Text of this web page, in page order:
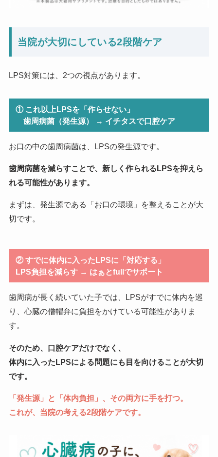
当院が大切にしている2段階ケア
LPS対策には、2つの視点があります。
① これ以上LPSを「作らせない」
歯周病菌（発生源） → イチタスで口腔ケア
お口の中の歯周病菌は、LPSの発生源です。
歯周病菌を減らすことで、新しく作られるLPSを抑えら
れる可能性があります。
まずは、発生源である「お口の環境」を整えることが大
切です。
② すでに体内に入ったLPSに「対応する」
LPS負担を減らす → はぁとfullでサポート
歯周病が長く続いていた子では、LPSがすでに体内を巡
り、心臓の僧帽弁に負担をかけている可能性がありま
す。
そのため、口腔ケアだけでなく、
体内に入ったLPSによる問題にも目を向けることが大切
です。
「発生源」と「体内負担」、その両方に手を打つ。
これが、当院の考える2段階ケアです。